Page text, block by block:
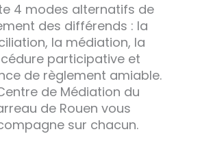
4 modes alternatifs de
des différends : la
la médiation, la
participative et
de règlement amiable.
de Médiation du
de Rouen vous
sur chacun.